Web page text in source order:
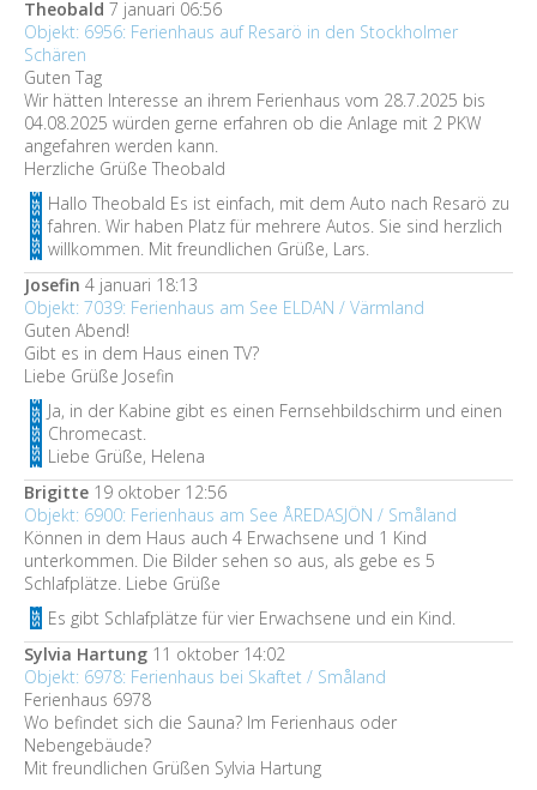
Theobald 7 januari 06:56
Objekt: 6956: Ferienhaus auf Resarö in den Stockholmer
Schären
Guten Tag
Wir hätten Interesse an ihrem Ferienhaus vom 28.7.2025 bis
04.08.2025 würden gerne erfahren ob die Anlage mit 2 PKW
angefahren werden kann.
Herzliche Grüße Theobald
Hallo Theobald Es ist einfach, mit dem Auto nach Resarö zu
fahren. Wir haben Platz für mehrere Autos. Sie sind herzlich
willkommen. Mit freundlichen Grüße, Lars.
Josefin 4 januari 18:13
Objekt: 7039: Ferienhaus am See ELDAN / Värmland
Guten Abend!
Gibt es in dem Haus einen TV?
Liebe Grüße Josefin
Ja, in der Kabine gibt es einen Fernsehbildschirm und einen
Chromecast.
Liebe Grüße, Helena
Brigitte 19 oktober 12:56
Objekt: 6900: Ferienhaus am See ÅREDASJÖN / Småland
Können in dem Haus auch 4 Erwachsene und 1 Kind
unterkommen. Die Bilder sehen so aus, als gebe es 5
Schlafplätze. Liebe Grüße
Es gibt Schlafplätze für vier Erwachsene und ein Kind.
Sylvia Hartung 11 oktober 14:02
Objekt: 6978: Ferienhaus bei Skaftet / Småland
Ferienhaus 6978
Wo befindet sich die Sauna? Im Ferienhaus oder
Nebengebäude?
Mit freundlichen Grüßen Sylvia Hartung